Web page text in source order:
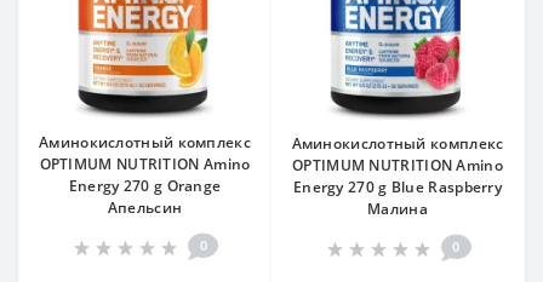
Аминокислотный комплекс
OPTIMUM NUTRITION Amino
Energy 270 g Orange
Апельсин
0
Аминокислотный комплекс
OPTIMUM NUTRITION Amino
Energy 270 g Blue Raspberry
Малина
0